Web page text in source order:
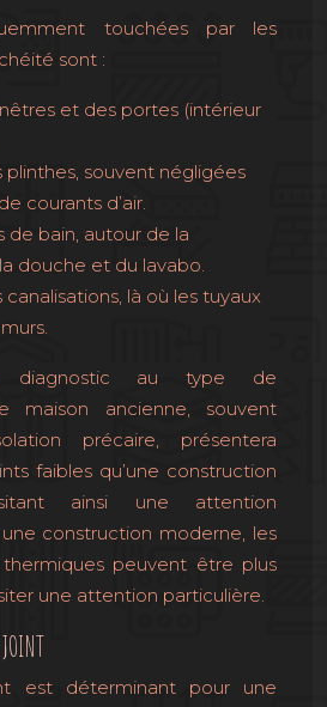
touchées par les
sont :
et des portes (intérieur
plinthes, souvent négligées
courants d’air.
de bain, autour de la
douche et du lavabo.
là où les tuyaux
diagnostic au type de
maison ancienne, souvent
précaire, présentera
faibles qu’une construction
ainsi une attention
construction moderne, les
peuvent être plus
une attention particulière.
est déterminant pour une